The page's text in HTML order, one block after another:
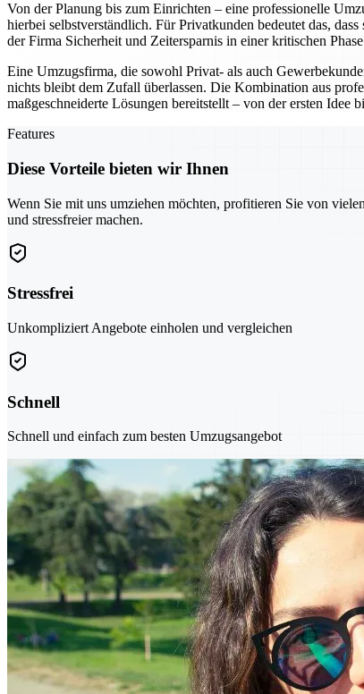
Von der Planung bis zum Einrichten – eine professionelle
hierbei selbstverständlich. Für Privatkunden bedeutet das,
der Firma Sicherheit und Zeitersparnis in einer kritischen
Eine Umzugsfirma, die sowohl Privat- als auch
nichts bleibt dem Zufall überlassen. Die Kombination aus
maßgeschneiderte Lösungen bereitstellt – von der ersten Idee
Features
Diese Vorteile bieten wir Ihnen
Wenn Sie mit uns umziehen möchten, profitieren Sie von
und stressfreier machen.
Stressfrei
Unkompliziert Angebote einholen und vergleichen
Schnell
Schnell und einfach zum besten Umzugsangebot